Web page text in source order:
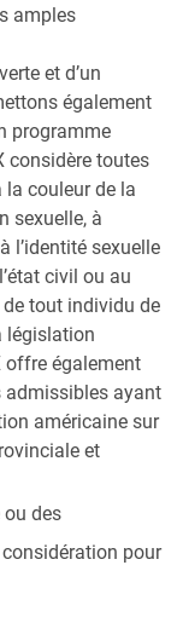
amples
et d’un
également
programme
considère toutes
la couleur de la
sexuelle, à
l’identité sexuelle
civil ou au
tout individu de
législation
offre également
admissibles ayant
américaine sur
et
des
pour